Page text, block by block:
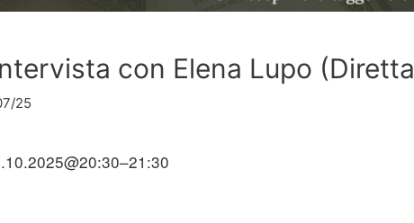
con Elena Lupo
25